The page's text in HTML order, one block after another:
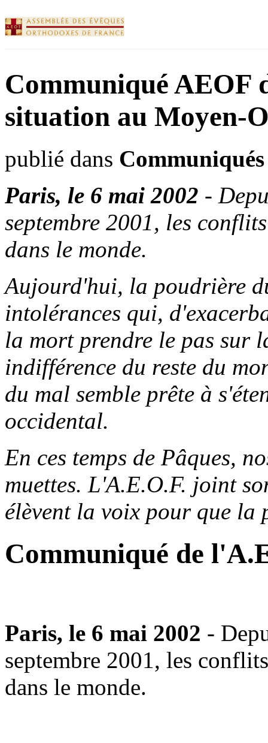
Communiqué AEOF
situation au Moyen-
publié dans
Paris, le 6 mai 2002 -
septembre 2001, les conflits
dans le monde.
Aujourd'hui, la poudrière
intolérances qui,
la mort prendre le pas sur
indifférence du reste du
du mal semble prête à
occidental.
En ces temps de Pâques,
muettes. L'A.E.O.F. joint
élèventla voix pour que la
Communiqué de
Paris, le 6 mai 2002 -
septembre 2001, les
dans le monde.